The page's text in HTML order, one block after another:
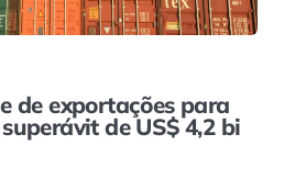
de exportações para
de US$ 4,2 bi